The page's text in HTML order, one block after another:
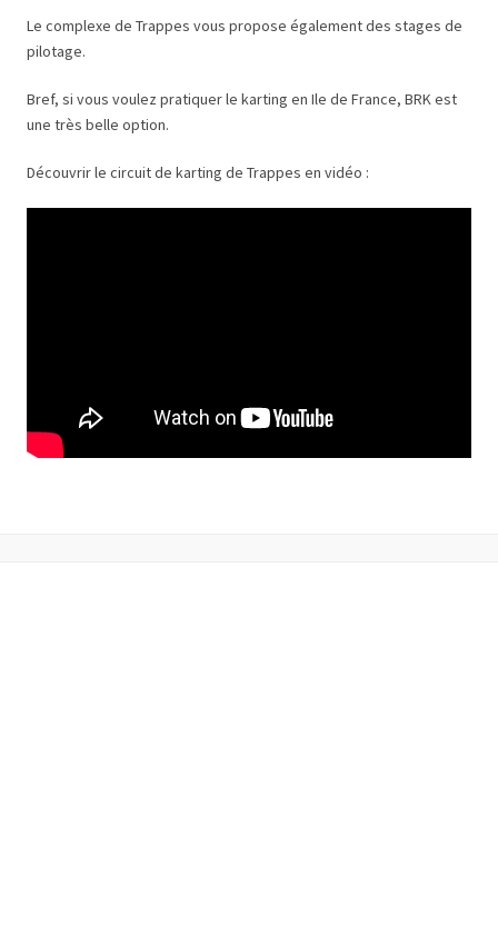
Le complexe de Trappes vous propose également des stages de
pilotage.
Bref, si vous voulez pratiquer le karting en Ile de France, BRK est
une très belle option.
Découvrir le circuit de karting de Trappes en vidéo :